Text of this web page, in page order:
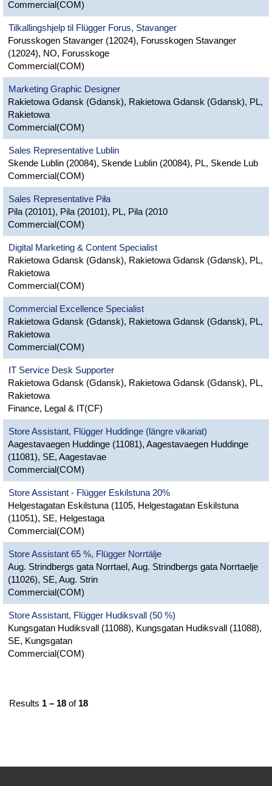
Commercial(COM)
Tilkallingshjelp til Flügger Forus, Stavanger
Forusskogen Stavanger (12024), Forusskogen Stavanger
(12024), NO, Forusskoge
Commercial(COM)
Marketing Graphic Designer
Rakietowa Gdansk (Gdansk), Rakietowa Gdansk (Gdansk), PL,
Rakietowa
Commercial(COM)
Sales Representative Lublin
Skende Lublin (20084), Skende Lublin (20084), PL, Skende Lub
Commercial(COM)
Sales Representative Piła
Pila (20101), Pila (20101), PL, Pila (2010
Commercial(COM)
Digital Marketing & Content Specialist
Rakietowa Gdansk (Gdansk), Rakietowa Gdansk (Gdansk), PL,
Rakietowa
Commercial(COM)
Commercial Excellence Specialist
Rakietowa Gdansk (Gdansk), Rakietowa Gdansk (Gdansk), PL,
Rakietowa
Commercial(COM)
IT Service Desk Supporter
Rakietowa Gdansk (Gdansk), Rakietowa Gdansk (Gdansk), PL,
Rakietowa
Finance, Legal & IT(CF)
Store Assistant, Flügger Huddinge (längre vikariat)
Aagestavaegen Huddinge (11081), Aagestavaegen Huddinge
(11081), SE, Aagestavae
Commercial(COM)
Store Assistant - Flügger Eskilstuna 20%
Helgestagatan Eskilstuna (1105, Helgestagatan Eskilstuna
(11051), SE, Helgestaga
Commercial(COM)
Store Assistant 65 %, Flügger Norrtälje
Aug. Strindbergs gata Norrtael, Aug. Strindbergs gata Norrtaelje
(11026), SE, Aug. Strin
Commercial(COM)
Store Assistant, Flügger Hudiksvall (50 %)
Kungsgatan Hudiksvall (11088), Kungsgatan Hudiksvall (11088),
SE, Kungsgatan
Commercial(COM)
Results 1 – 18 of 18